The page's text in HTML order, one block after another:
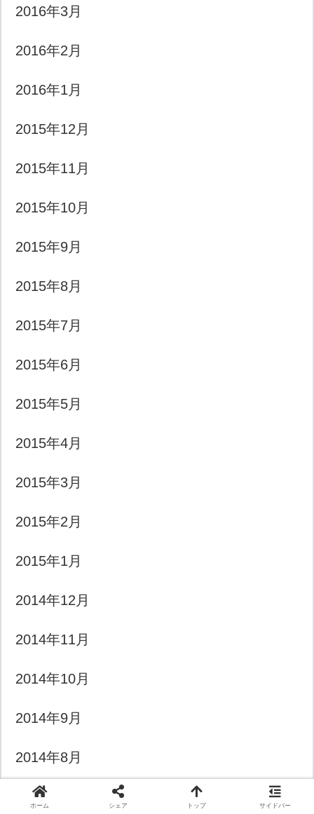
2016年3月
2016年2月
2016年1月
2015年12月
2015年11月
2015年10月
2015年9月
2015年8月
2015年7月
2015年6月
2015年5月
2015年4月
2015年3月
2015年2月
2015年1月
2014年12月
2014年11月
2014年10月
2014年9月
2014年8月
2014年7月
ホーム シェア トップ サイドバー